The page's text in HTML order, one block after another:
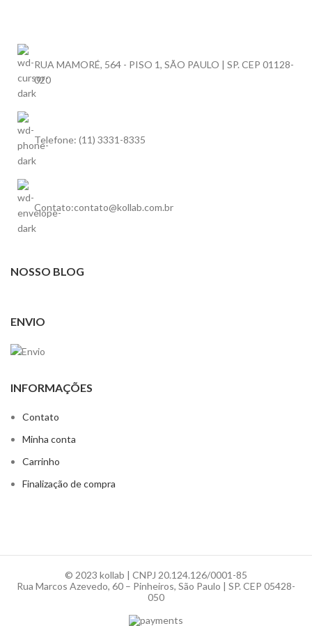
RUA MAMORÉ, 564 - PISO 1, SÃO PAULO | SP. CEP 01128-
020
Telefone: (11) 3331-8335
Contato:contato@kollab.com.br
NOSSO BLOG
ENVIO
INFORMAÇÕES
Contato
Minha conta
Carrinho
Finalização de compra
© 2023 kollab | CNPJ 20.124.126/0001-85
Rua Marcos Azevedo, 60 – Pinheiros, São Paulo | SP. CEP 05428-
050